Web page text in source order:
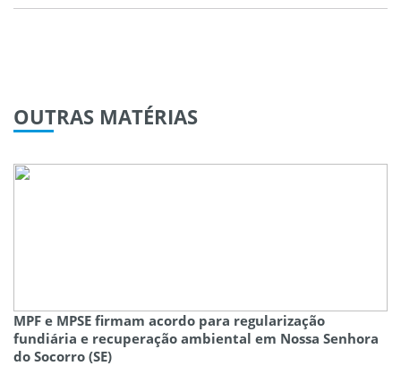
OUTRAS MATÉRIAS
MPF e MPSE firmam acordo para regularização
fundiária e recuperação ambiental em Nossa Senhora
do Socorro (SE)